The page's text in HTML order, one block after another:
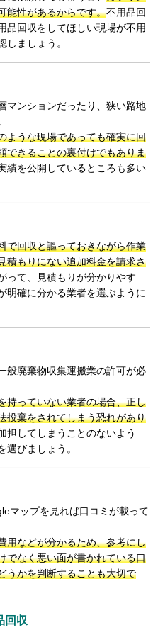
能性があるからです。不用品回
品回収をしてほしい現場が不用
しましょう。
マンションだったり、狭い路地
ような現場であっても確実に回
できることの裏付けでもありま
績を公開しているところも多い
で回収と謳っておきながら作業
積もりにない追加料金を請求さ
って、見積もりが分かりやす
明確に分かる業者を選ぶように
般廃棄物収集運搬業の許可が必
持っていない業者の場合、正し
投棄をされてしまう恐れがあり
担してしまうことのないよう
選びましょう。
マップを見れば口コミが載って
用などが分かるため、参考にし
でなく悪い面が書かれている口
うかを判断することも大切で
回収